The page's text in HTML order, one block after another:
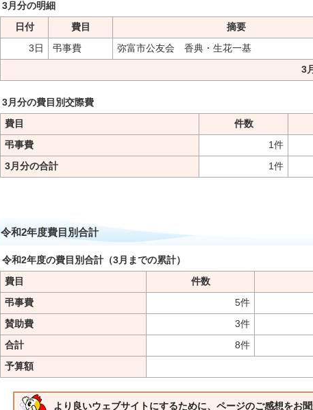
3月分の明細
日付 費目 摘要
3日 弔事費 弥富市公友会 香典・生花一基
3
3月分の費目別交際費
費目 件数
弔事費 1件
3月分の合計 1件
令和2年度費目別合計
令和2年度の費目別合計（3月までの累計）
費目 件数
弔事費 5件
賛助費 3件
合計 8件
予算額
より良いウェブサイトにするために、ページのご感想をお